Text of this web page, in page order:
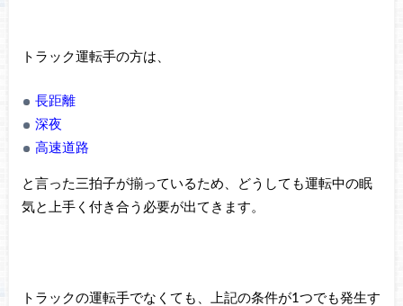
トラック運転手の方は、
長距離
深夜
高速道路
と言った三拍子が揃っているため、どうしても運転中の眠
気と上手く付き合う必要が出てきます。
トラックの運転手でなくても、上記の条件が1つでも発生す